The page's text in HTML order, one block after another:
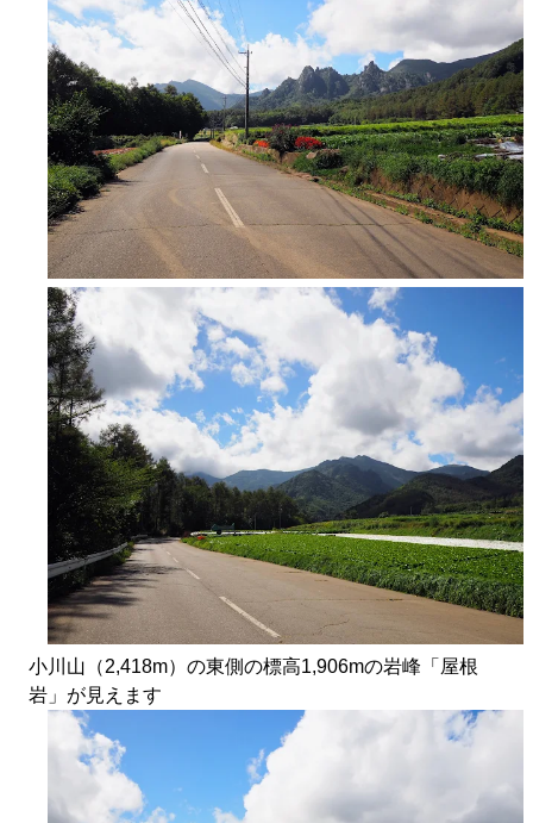
小川山（2,418m）の東側の標高1,906mの岩峰「屋根
岩」が見えます